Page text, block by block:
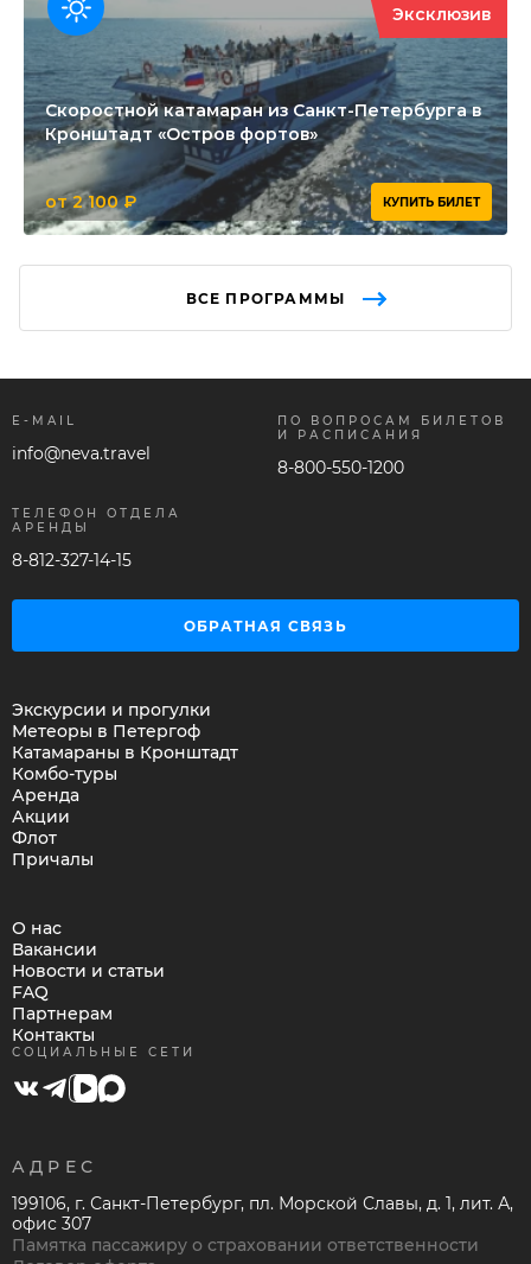
Эксклюзив
Скоростной катамаран из Санкт-Петербурга в
Кронштадт «Остров фортов»
от 2 100 ₽ КУПИТЬ БИЛЕТ
ВСЕ ПРОГРАММЫ
E-MAIL
info@neva.travel
ПО ВОПРОСАМ БИЛЕТОВ
И РАСПИСАНИЯ
8-800-550-1200
ТЕЛЕФОН ОТДЕЛА
АРЕНДЫ
8-812-327-14-15
ОБРАТНАЯ СВЯЗЬ
Экскурсии и прогулки
Метеоры в Петергоф
Катамараны в Кронштадт
Комбо-туры
Аренда
Акции
Флот
Причалы
О нас
Вакансии
Новости и статьи
FAQ
Партнерам
Контакты
СОЦИАЛЬНЫЕ СЕТИ
АДРЕС
199106, г. Санкт-Петербург, пл. Морской Славы, д. 1, лит. А,
офис 307
Памятка пассажиру о страховании ответственности